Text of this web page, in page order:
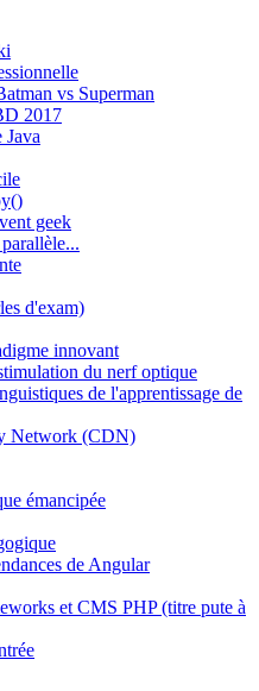
vs Superman
2017
Java
geek
d'exam)
innovant
du nerf optique
de l'apprentissage de
Network (CDN)
émancipée
de Angular
et CMS PHP (titre pute à